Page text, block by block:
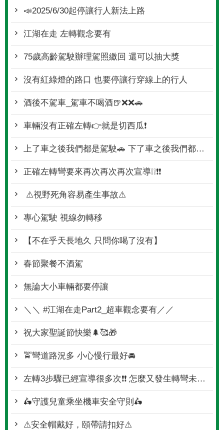
📣2025/6/30起停讓行人新法上路
江湖在走 左轉觀念要有
75歲高齡駕駛辦理駕照繳回 還可以抽大獎
沒有紅綠燈的路口 也要停讓行穿線上的行人
酒後不駕車_駕車不喝酒🍺❌❌🚗
車輛沒有正確左轉👉就是切西瓜❗
上了車之後我們都是駕駛🚗 下了車之後我們都是行人🚶‍♀️
正確左轉彎要來再次再次再次宣導❕❕❗❗
⚠️視野死角容易產生事故⚠️
專心駕駛 視線勿轉移
【不在乎天長地久 只問你喝了沒有】
春節聚餐不酒駕
無論大小車輛都要停讓
＼＼ #江湖在走Part2_超車觀念要有／／
祝大家聖誕節快樂🌲🥰🎁
🚖彎道路況多 小心慢行最好🚘
左轉3步驟已經宣導很多次❗❗ 怎麼又發生轉彎未停讓行人事故
🛵守護兒童乘坐機車安全守則🛵
⚠️安全帽戴好，頤帶請扣好⚠️